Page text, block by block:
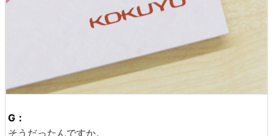
G：
そうだったんですか。